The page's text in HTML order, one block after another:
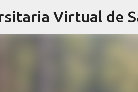
Virtual de